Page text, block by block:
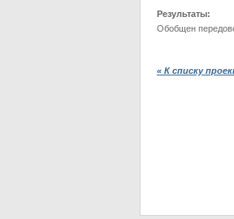
Результаты:
Обобщен
« К списку